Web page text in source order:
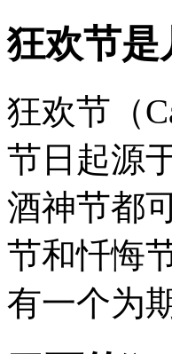
狂欢节是
狂欢节（
节日起源
酒神节都
节和忏悔
有一个为